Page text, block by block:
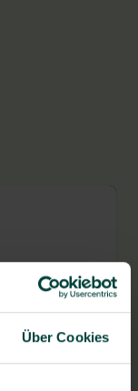
Über Cookies